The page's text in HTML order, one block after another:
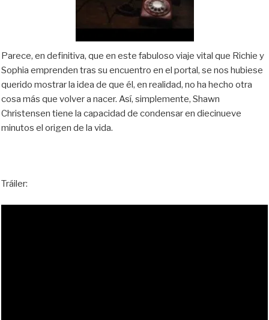
Parece, en definitiva, que en este fabuloso viaje vital que Richie y
Sophia emprenden tras su encuentro en el portal, se nos hubiese
querido mostrar la idea de que él, en realidad, no ha hecho otra
cosa más que volver a nacer. Así, simplemente, Shawn
Christensen tiene la capacidad de condensar en diecinueve
minutos el origen de la vida.
Tráiler: